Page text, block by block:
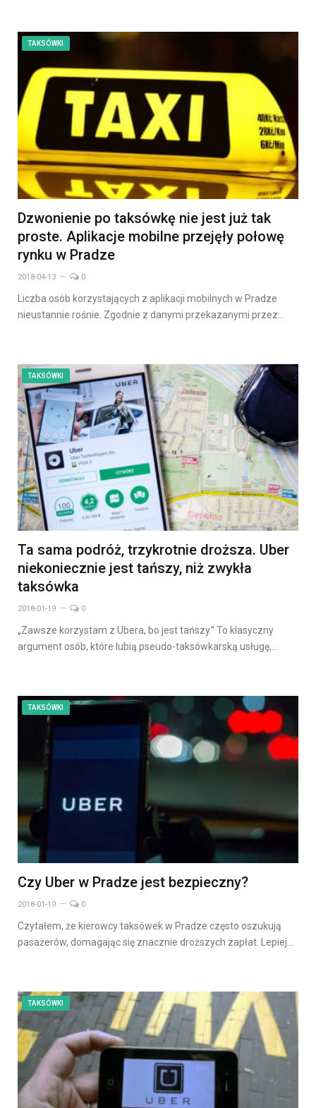
TAKSÓWKI
Dzwonienie po taksówkę nie jest już tak
proste. Aplikacje mobilne przejęły połowę
rynku w Pradze
2018-04-13 0
Liczba osób korzystających z aplikacji mobilnych w Pradze
nieustannie rośnie. Zgodnie z danymi przekazanymi przez…
TAKSÓWKI
Ta sama podróż, trzykrotnie droższa. Uber
niekoniecznie jest tańszy, niż zwykła
taksówka
2018-01-19 0
„Zawsze korzystam z Ubera, bo jest tańszy.” To klasyczny
argument osób, które lubią pseudo-taksówkarską usługę,…
TAKSÓWKI
Czy Uber w Pradze jest bezpieczny?
2018-01-19 0
Czytałem, że kierowcy taksówek w Pradze często oszukują
pasażerów, domagając się znacznie droższych zapłat. Lepiej…
TAKSÓWKI